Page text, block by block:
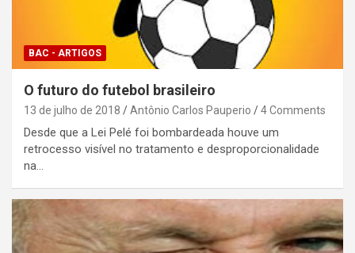
BAC - ARTIGOS
O futuro do futebol brasileiro
13 de julho de 2018 Antônio Carlos Pauperio 4 Comments
Desde que a Lei Pelé foi bombardeada houve um
retrocesso visível no tratamento e desproporcionalidade
na…